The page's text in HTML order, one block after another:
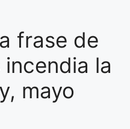
frase de
la
mayo